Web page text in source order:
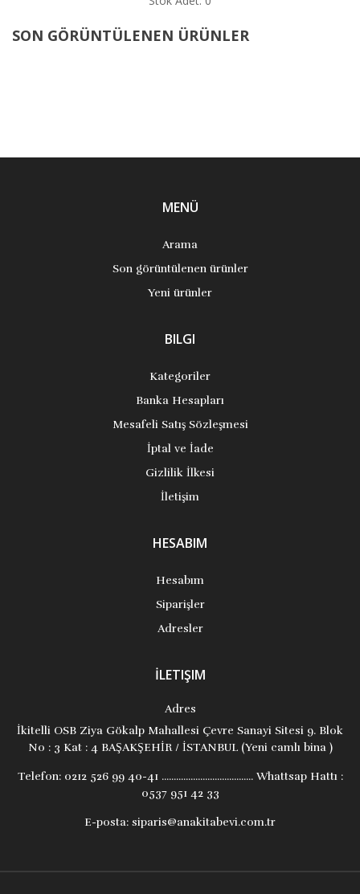
SON GÖRÜNTÜLENEN ÜRÜNLER
MENÜ
Arama
Son görüntülenen ürünler
Yeni ürünler
BILGI
Kategoriler
Banka Hesapları
Mesafeli Satış Sözleşmesi
İptal ve İade
Gizlilik İlkesi
İletişim
HESABIM
Hesabım
Siparişler
Adresler
İLETIŞIM
Adres
İkitelli OSB Ziya Gökalp Mahallesi Çevre Sanayi Sitesi 9. Blok
No : 3 Kat : 4 BAŞAKŞEHİR / İSTANBUL (Yeni camlı bina )
Telefon:0212 526 99 40-41 ...................................... Whattsap Hattı :
0537 951 42 33
E-posta: siparis@anakitabevi.com.tr